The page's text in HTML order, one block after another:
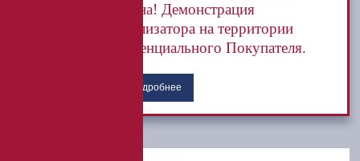
зерна! Демонстрация
анализатора на территории
потенциального Покупателя.
Подробнее